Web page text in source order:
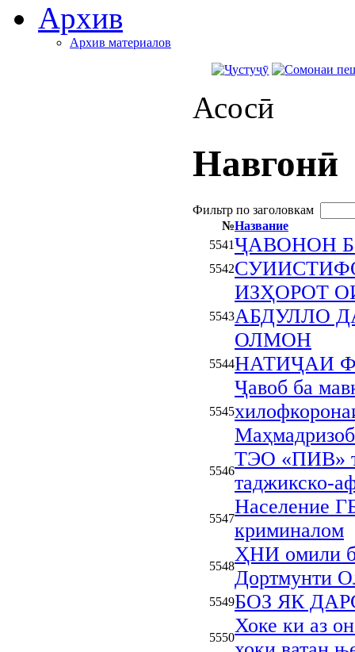
Архив
Архив материалов
Асосӣ
Навгонӣ
Фильтр по заголовкам
№Название
5541ҶАВОНОН
5542
5543
ИЗҲОРОТ
АБДУЛЛО
ОЛМОН
5544НАТИҶАИ
5545
Ҷавоб ба
5546
ТЭО «ПИВ»
таджикско-
5547
Население
криминалом
5548
ҲНИ омили
Дортмунти
5549БОЗ ЯК
5550
Хоке ки аз